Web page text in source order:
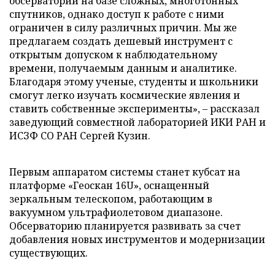
спутников, однако доступ к работе с ними
ограничен в силу различных причин. Мы же
предлагаем создать дешевый инструмент с
открытым допуском к наблюдательному
времени, получаемым данным и аналитике.
Благодаря этому ученые, студенты и школьники
смогут легко изучать космические явления и
ставить собственные эксперименты», – рассказал
заведующий совместной лабораторией ИКИ РАН и
ИСЗФ СО РАН Сергей Кузин.
Первым аппаратом системы станет кубсат на
платформе «Геоскан 16U», оснащенный
зеркальным телескопом, работающим в
вакуумном ультрафиолетовом диапазоне.
Обсерваторию планируется развивать за счет
добавления новых инструментов и модернизации
существующих.